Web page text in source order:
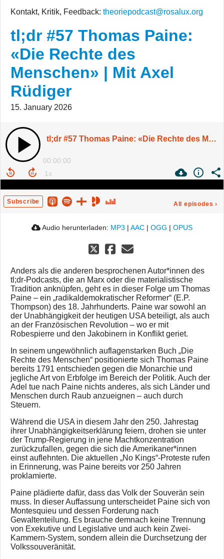
Kontakt, Kritik, Feedback: theoriepodcast@rosalux.org
tl;dr #57 Thomas Paine:
«Die Rechte des
Menschen» | Mit Axel
Rüdiger
15. January 2026
tl;dr #57 Thomas Paine: «Die Rechte des Menschen» | Mit Axel Rüdiger
00:00:00
Subscribe All episodes ›
Audio herunterladen: MP3 | AAC | OGG | OPUS
Anders als die anderen besprochenen Autor*innen des
tl;dr-Podcasts, die an Marx oder die materialistische
Tradition anknüpfen, geht es in dieser Folge um Thomas
Paine – ein „radikaldemokratischer Reformer“ (E.P.
Thompson) des 18. Jahrhunderts. Paine war sowohl an
der Unabhängigkeit der heutigen USA beteiligt, als auch
an der Französischen Revolution – wo er mit
Robespierre und den Jakobinern in Konflikt geriet.
In seinem ungewöhnlich auflagenstarken Buch „Die
Rechte des Menschen“ positionierte sich Thomas Paine
bereits 1791 entschieden gegen die Monarchie und
jegliche Art von Erbfolge im Bereich der Politik. Auch der
Adel tue nach Paine nichts anderes, als sich Länder und
Menschen durch Raub anzueignen – auch durch
Steuern.
Während die USA in diesem Jahr den 250. Jahrestag
ihrer Unabhängigkeitserklärung feiern, drohen sie unter
der Trump-Regierung in jene Machtkonzentration
zurückzufallen, gegen die sich die Amerikaner*innen
einst auflehnten. Die aktuellen „No Kings“-Proteste rufen
in Erinnerung, was Paine bereits vor 250 Jahren
proklamierte.
Paine plädierte dafür, dass das Volk der Souverän sein
muss. In dieser Auffassung unterscheidet Paine sich von
Montesquieu und dessen Forderung nach
Gewaltenteilung. Es brauche demnach keine Trennung
von Exekutive und Legislative und auch kein Zwei-
Kammern-System, sondern allein die Durchsetzung der
Volkssouveränität.